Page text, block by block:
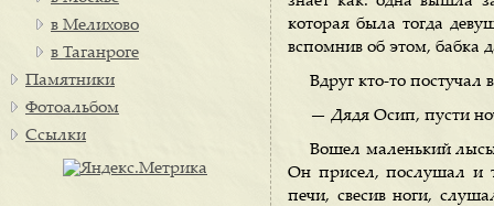
которая была тогда
вспомнив об этом, бабка
Вдруг кто-то постучал
— Дядя Осип, пусти
Вошел маленький
Он присел, послушал и
печи, свесив ноги,
в Мелихово
в Таганроге
Памятники
Фотоальбом
Ссылки